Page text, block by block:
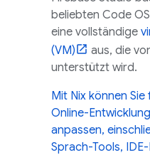
beliebten Code
eine vollständige
(VM)
aus, die
unterstützt wird.
Mit Nix können
Online-
anpassen,
Sprach-Tools,